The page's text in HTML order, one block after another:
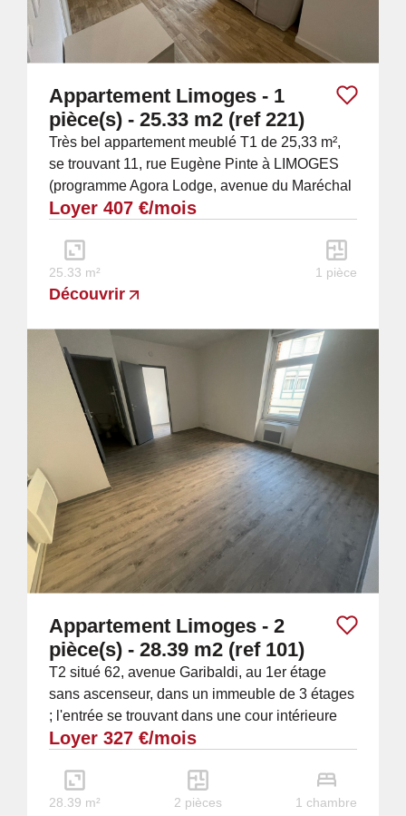
Appartement Limoges - 1
pièce(s) - 25.33 m2 (ref 221)
Très bel appartement meublé T1 de 25,33 m²,
se trouvant 11, rue Eugène Pinte à LIMOGES
(programme Agora Lodge, avenue du Maréchal
de Lattre de Tassigny) ; il est au 1er étage,...
Loyer 407 €/mois
25.33 m² 1 pièce
Découvrir
Appartement Limoges - 2
pièce(s) - 28.39 m2 (ref 101)
T2 situé 62, avenue Garibaldi, au 1er étage
sans ascenseur, dans un immeuble de 3 étages
; l'entrée se trouvant dans une cour intérieure
sécurisée, fermée par un portail...
Loyer 327 €/mois
28.39 m² 2 pièces 1 chambre